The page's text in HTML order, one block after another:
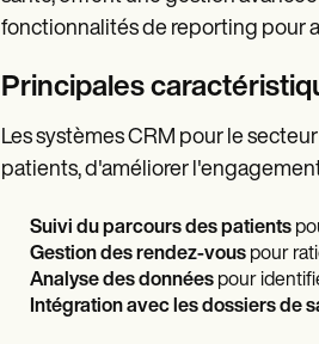
fonctionnalités de reporting pour
Principales
Les systèmes CRM pour le
patients, d'améliorer
Suivi du parcours des patients
Gestion des rendez-vouspour
Analyse des donnéespour
Intégration avec les dossiers de